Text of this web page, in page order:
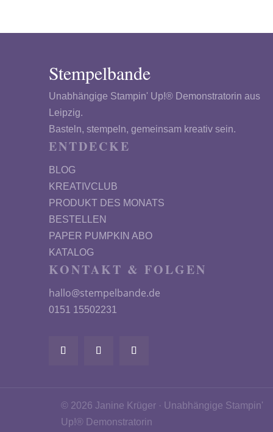
Stempelbande
Unabhängige Stampin' Up!® Demonstratorin aus
Leipzig.
Basteln, stempeln, gemeinsam kreativ sein.
ENTDECKE
BLOG
KREATIVCLUB
PRODUKT DES MONATS
BESTELLEN
PAPER PUMPKIN ABO
KATALOG
KONTAKT & FOLGEN
hallo@stempelbande.de
0151 15502231
© 2026 Janine Krüger · Unabhängige Stampin'
Up!® Demonstratorin